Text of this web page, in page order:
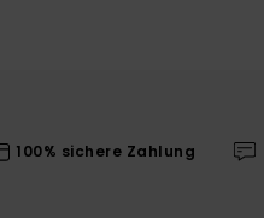
100% sichere Zahlung